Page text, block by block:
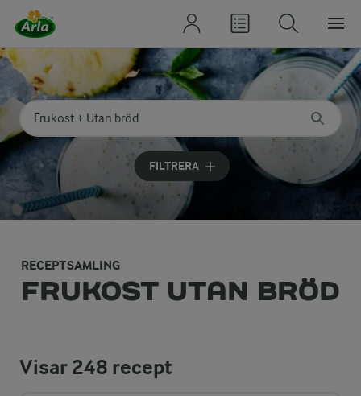
Sök på kategori eller ingrediens
Skriv in sökord för att få förslag
FILTRERA
RECEPTSAMLING
FRUKOST UTAN BRÖD
Visar248 recept